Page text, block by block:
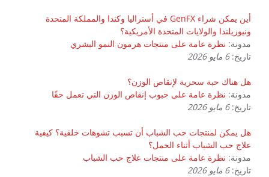
أين يمكن شراء GenFX في أستراليا وكندا والمملكة المتحدة
ونيوزيلندا والولايات المتحدة الأمريكية؟
مدونة: نظرة عامة على منتجات هرمون النمو البشري
تاريخ:6 مايو 2026
هل هناك حبة سحرية لإنقاص الوزن؟
مدونة: نظرة عامة على حبوب إنقاص الوزن التي تعمل حقًا
تاريخ:6 مايو 2026
هل يمكن لمنتجات حب الشباب أن تسبب تشوهات خلقية؟ كيفية
علاج حب الشباب أثناء الحمل؟
مدونة: نظرة عامة على منتجات علاج حب الشباب
تاريخ:6 مايو 2026